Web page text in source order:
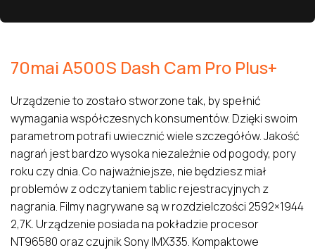
70mai A500S Dash Cam Pro Plus+
Urządzenie to zostało stworzone tak, by spełnić
wymagania współczesnych konsumentów. Dzięki swoim
parametrom potrafi uwiecznić wiele szczegółów. Jakość
nagrań jest bardzo wysoka niezależnie od pogody, pory
roku czy dnia. Co najważniejsze, nie będziesz miał
problemów z odczytaniem tablic rejestracyjnych z
nagrania. Filmy nagrywane są w rozdzielczości 2592×1944
2,7K. Urządzenie posiada na pokładzie procesor
NT96580 oraz czujnik Sony IMX335. Kompaktowe